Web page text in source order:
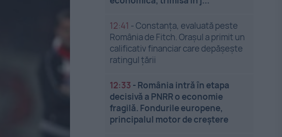
12:41 -Constanța, evaluată peste
România de Fitch. Orașul a primit un
calificativ financiar care depășește
ratingul țării
12:33 - România intră în etapa
decisivă a PNRR o economie
fragilă. Fondurile europene,
principalul motor de creștere